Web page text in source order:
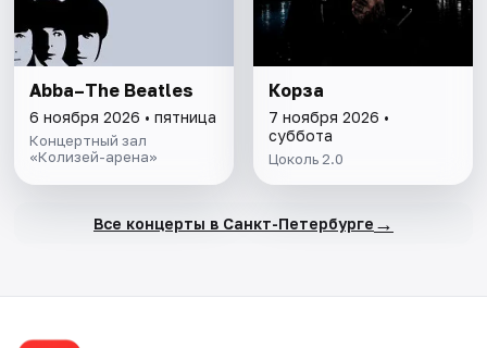
Abba–The Beatles
6 ноября 2026 • пятница
Концертный зал
«Колизей-арена»
Корза
7 ноября 2026 •
суббота
Цоколь 2.0
Все концерты в Санкт-Петербурге →